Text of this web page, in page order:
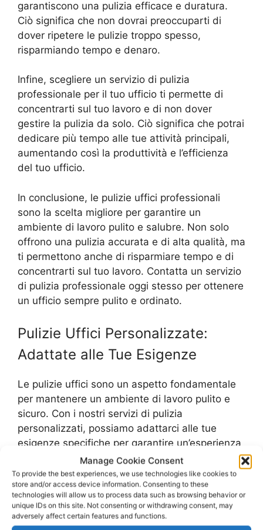
Manage Cookie Consent
To provide the best experiences, we use technologies like cookies to
store and/or access device information. Consenting to these
technologies will allow us to process data such as browsing behavior or
unique IDs on this site. Not consenting or withdrawing consent, may
adversely affect certain features and functions.
garantiscono una pulizia efficace e duratura.
Ciò significa che non dovrai preoccuparti di
dover ripetere le pulizie troppo spesso,
risparmiando tempo e denaro.
Infine, scegliere un servizio di pulizia
professionale per il tuo ufficio ti permette di
concentrarti sul tuo lavoro e di non dover
gestire la pulizia da solo. Ciò significa che potrai
dedicare più tempo alle tue attività principali,
aumentando così la produttività e l’efficienza
del tuo ufficio.
In conclusione, le pulizie uffici professionali
sono la scelta migliore per garantire un
ambiente di lavoro pulito e salubre. Non solo
offrono una pulizia accurata e di alta qualità, ma
ti permettono anche di risparmiare tempo e di
concentrarti sul tuo lavoro. Contatta un servizio
di pulizia professionale oggi stesso per ottenere
un ufficio sempre pulito e ordinato.
Pulizie Uffici Personalizzate:
Adattate alle Tue Esigenze
Le pulizie uffici sono un aspetto fondamentale
per mantenere un ambiente di lavoro pulito e
sicuro. Con i nostri servizi di pulizia
personalizzati, possiamo adattarci alle tue
esigenze specifiche per garantire un’esperienza
di pulizia efficace ed efficiente.
Il nostro team di professionisti altamente
qualificati utilizzerà prodotti e attrezzature di
alta qualità per garantire una pulizia